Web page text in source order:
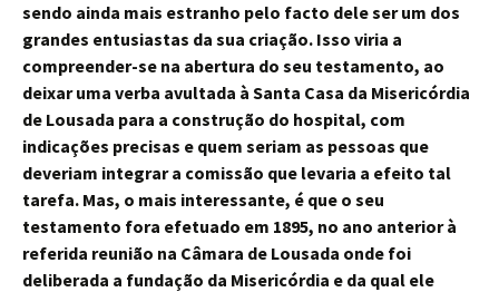
sendo ainda mais estranho pelo facto dele ser um dos
grandes entusiastas da sua criação. Isso viria a
compreender-se na abertura do seu testamento, ao
deixar uma verba avultada à Santa Casa da Misericórdia
de Lousada para a construção do hospital, com
indicações precisas e quem seriam as pessoas que
deveriam integrar a comissão que levaria a efeito tal
tarefa. Mas, o mais interessante, é que o seu
testamento fora efetuado em 1895, no ano anterior à
referida reunião na Câmara de Lousada onde foi
deliberada a fundação da Misericórdia e da qual ele